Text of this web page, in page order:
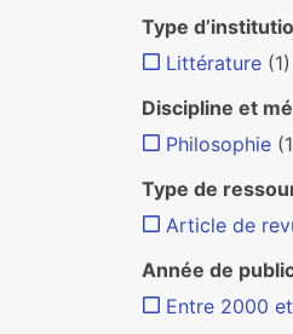
Type
Littérature (1)
Discipline et
Philosophie
Type de
Article de
Année de
Entre 2000